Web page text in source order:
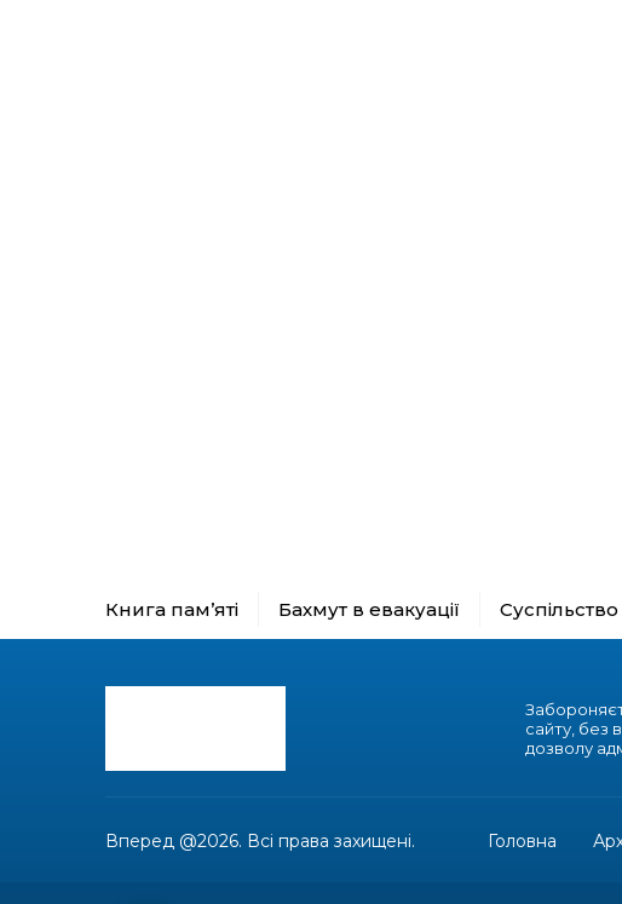
Книга пам’яті Бахмут в евакуації Суспільство
сайту, без
дозволу
Вперед @2026. Всі права захищені. Головна